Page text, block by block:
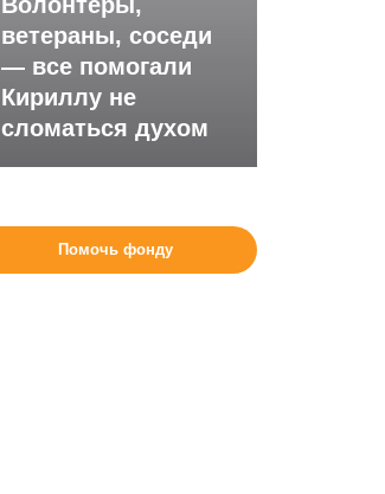
ветераны, соседи
— все помогали
Кириллу не
сломаться духом
Помочь фонду